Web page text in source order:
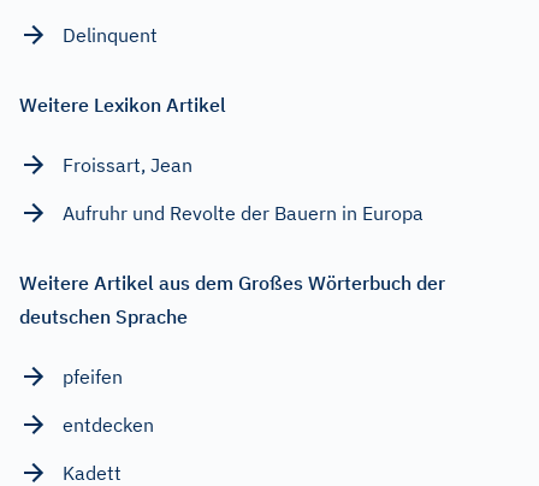
Delinquent
Weitere Lexikon Artikel
Froissart, Jean
Aufruhr und Revolte der Bauern in Europa
Weitere Artikel aus dem Großes Wörterbuch der
deutschen Sprache
pfeifen
entdecken
Kadett